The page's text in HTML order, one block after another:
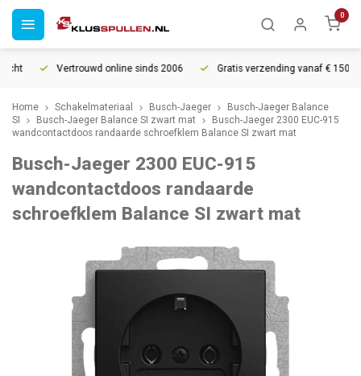
0
Vertrouwd online sinds 2006 Gratis verzending vanaf € 150
Home Schakelmateriaal Busch-Jaeger
Busch-Jaeger Balance
SI
Busch-Jaeger Balance SI zwart mat
Busch-Jaeger 2300 EUC-915
wandcontactdoos randaarde schroefklem Balance SI zwart mat
Busch-Jaeger 2300 EUC-915
wandcontactdoos randaarde
schroefklem Balance SI zwart mat